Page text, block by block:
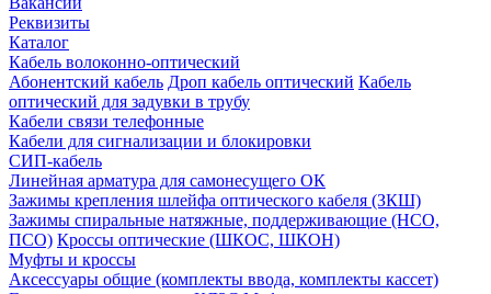
Реквизиты
Каталог
Кабель волоконно-оптический
Абонентский кабель Дроп кабель оптический Кабель
оптический для задувки в трубу
Кабели связи телефонные
Кабели для сигнализации и блокировки
СИП-кабель
Линейная арматура для самонесущего ОК
Зажимы крепления шлейфа оптического кабеля (ЗКШ)
Зажимы спиральные натяжные, поддерживающие (НСО,
ПСО) Кроссы оптические (ШКОС, ШКОН)
Муфты и кроссы
Аксессуары общие (комплекты ввода, комплекты кассет)